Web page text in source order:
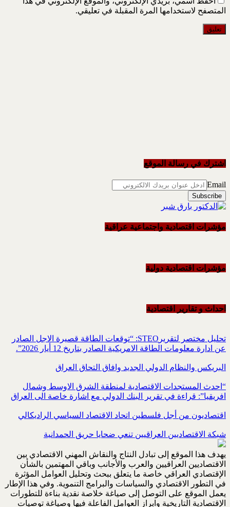
المتصفح لاستخدامها المرة المقبلة في تعليقي.
اشترك في رسالة الموقع
Email
مؤشرات اقتصادية واجتماعية عراقية
مؤشرات اقتصادية دولية
احداث و تقاریر اقتصادیة
تحليل مختصر لتقريرSTEO‏: “توقعات الطاقة قصيرة الاجل الصادر
عن ادارة معلومات الطاقة الامريكية ‏الصادر بتاريخ 12 أيار 2026”.‏
البريكس والنظام الدولي الجديد وافاق التحاق العراق
“احدث المستجدات الاقتصادية لمنطقة الشرق الاوسط وشمال
افريقيا”: قراءة في تقرير البنك الدولي مع اشارة خاصة الى العراق
اقتصاديون من أجل فلسطين اتحاد الاقتصاد السياسي الراديكالي
شبكة الاقتصاديين العراقيين تنعي ضحايا حريق الحمدانية
يهدف هذا الموقع إلى تبادل النتاج والنقاش المهني الاقتصادي بين
الاقتصاديين العراقيين والعرب والأجانب وباقي المهتمين بالشأن
الإقتصادي العراقي خاصة ما يتعلق ببحث وتحليل العوامل المؤثرة
في التطور الاقتصادي والسياسات والبرامج التنموية. وفي هذا الإطار
يعمل الموقع على التوصل إلى صياغة خلاصة نقدية بناءة للتطورات
الإقتصادية التاريخية وابراز العوامل الفاعلة فيها وصياغة توصيات